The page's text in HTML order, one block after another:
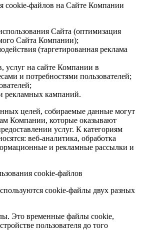
cookie-файлов на Сайте Компании
Сайта (оптимизация
Сайта Компании);
(таргетированная реклама
услуг на сайте Компании в
и потребностями пользователей;
рекламных кампаний.
целей, собираемые данные могут
Компании, которые оказывают
услуг. К категориям
веб-аналитика, обработка
и рекламные рассылки и
cookie-файлов
cookie-файлы двух разных
Это временные файлы cookie,
пользователя до того